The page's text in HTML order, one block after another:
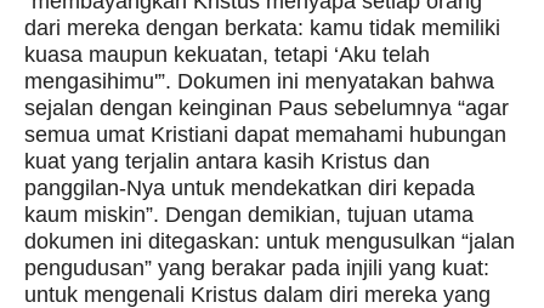
dari mereka dengan berkata: kamu tidak memiliki
kuasa maupun kekuatan, tetapi ‘Aku telah
mengasihimu'”. Dokumen ini menyatakan bahwa
sejalan dengan keinginan Paus sebelumnya “agar
semua umat Kristiani dapat memahami hubungan
kuat yang terjalin antara kasih Kristus dan
panggilan-Nya untuk mendekatkan diri kepada
kaum miskin”. Dengan demikian, tujuan utama
dokumen ini ditegaskan: untuk mengusulkan “jalan
pengudusan” yang berakar pada injili yang kuat:
untuk mengenali Kristus dalam diri mereka yang